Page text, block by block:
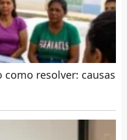
resolver: causas